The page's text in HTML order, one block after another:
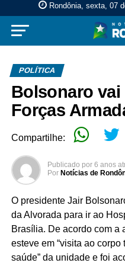
Rondônia, sexta, 07
POLÍTICA
Bolsonaro
Forças
Compartilhe:
Publicado por 6 anos
Por Notícias de
O presidente Jair
da Alvorada para ir ao
Brasília. De acordo com a
esteve em “visita ao
saúde” da unidade e foi